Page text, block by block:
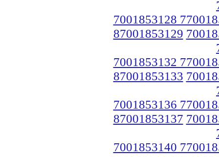
7001853128
87001853129
7001853132
87001853133
7001853136
87001853137
7001853140